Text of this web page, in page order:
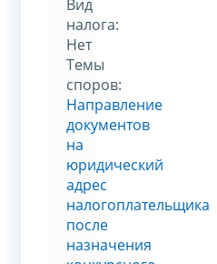
Вид
налога:
Нет
Темы
споров:
Направление
документов
на
юридический
адрес
налогоплательщика
после
назначения